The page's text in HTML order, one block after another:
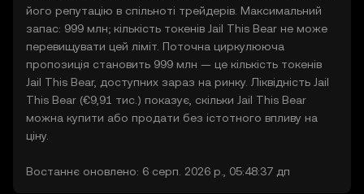
його репутацію в спільноті трейдерів. Максимальний
запас: 999 млн; кількість токенів Jail This Bear не може
перевищувати цей ліміт. Поточна циркулююча
пропозиція становить 999 млн — це кількість токенів
Jail This Bear, доступних зараз на ринку. Ліквідність Jail
This Bear (€9,91 тис.) показує, скільки Jail This Bear
можна купити або продати без істотного впливу на
ціну.
Востаннє оновлено: 6 серп. 2026 р., 05:48:37 дп